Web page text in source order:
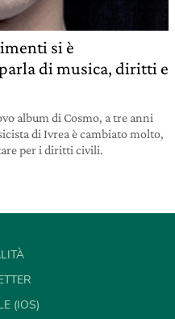
si è
di musica, diritti e
album di Cosmo, a tre anni
di Ivrea è cambiato molto,
per i diritti civili.
(IOS)